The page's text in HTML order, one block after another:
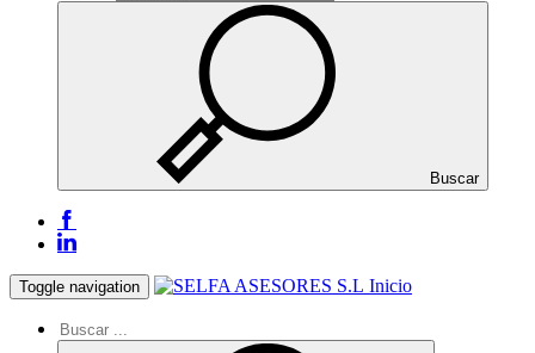
Buscar
Toggle navigation Inicio